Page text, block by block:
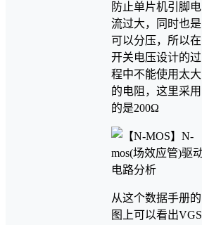
防止单片机引脚电
流过大，同时也是
可以分压，所以在
开关电压设计的过
程中不能使用太大
的电阻，这里采用
的是200Ω
从这个数据手册的
图上可以看出VGS